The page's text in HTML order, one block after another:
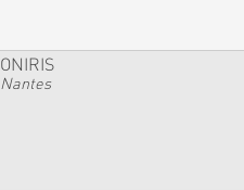
ONIRIS
Nantes